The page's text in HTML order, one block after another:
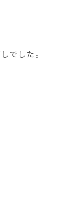
でした。